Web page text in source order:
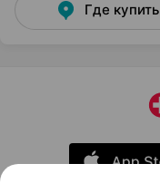
Где купить